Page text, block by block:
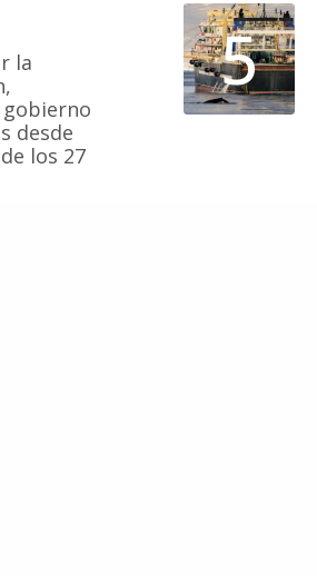
la
desde
los 27
5
reservados.